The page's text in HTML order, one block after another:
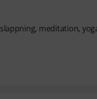
meditation,